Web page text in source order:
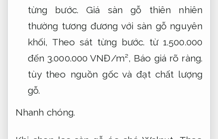
từng bước. Giá sàn gỗ thiên nhiên
thường tương đương với sàn gỗ nguyên
khối, Theo sát từng bước. từ 1.500.000
đến 3.000.000 VNĐ/m², Báo giá rõ ràng.
tùy theo nguồn gốc và đạt chất lượng
gỗ.
Nhanh chóng.